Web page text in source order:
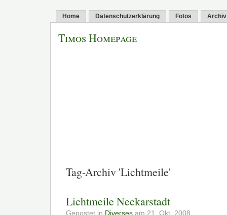
Home Datenschutzerklärung Fotos Archiv
Timos Homepage
Tag-Archiv 'Lichtmeile'
Lichtmeile Neckarstadt
Gepostet in Diverses am 21. Okt. 2008